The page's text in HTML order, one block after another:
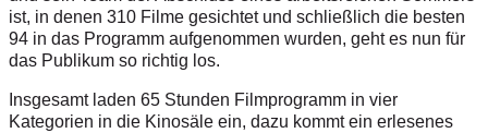
ist, in denen 310 Filme gesichtet und schließlich die besten
94 in das Programm aufgenommen wurden, geht es nun für
das Publikum so richtig los.
Insgesamt laden 65 Stunden Filmprogramm in vier
Kategorien in die Kinosäle ein, dazu kommt ein erlesenes